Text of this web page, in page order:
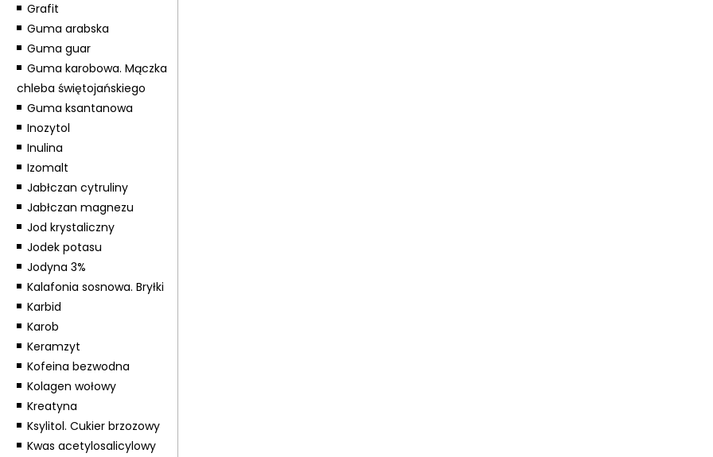
Grafit
Guma arabska
Guma guar
Guma karobowa. Mączka
chleba świętojańskiego
Guma ksantanowa
Inozytol
Inulina
Izomalt
Jabłczan cytruliny
Jabłczan magnezu
Jod krystaliczny
Jodek potasu
Jodyna 3%
Kalafonia sosnowa. Bryłki
Karbid
Karob
Keramzyt
Kofeina bezwodna
Kolagen wołowy
Kreatyna
Ksylitol. Cukier brzozowy
Kwas acetylosalicylowy